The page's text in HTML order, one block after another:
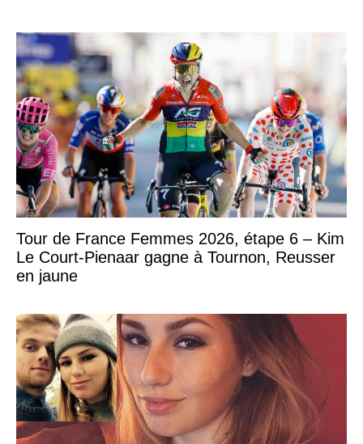
Tour de France Femmes 2026, étape 6 – Kim
Le Court-Pienaar gagne à Tournon, Reusser
en jaune